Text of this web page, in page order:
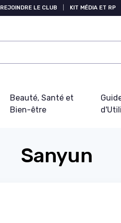
REJOINDRE LE CLUB KIT MÉDIA ET RP
Beauté, Santé et
Bien-être
Sanyun